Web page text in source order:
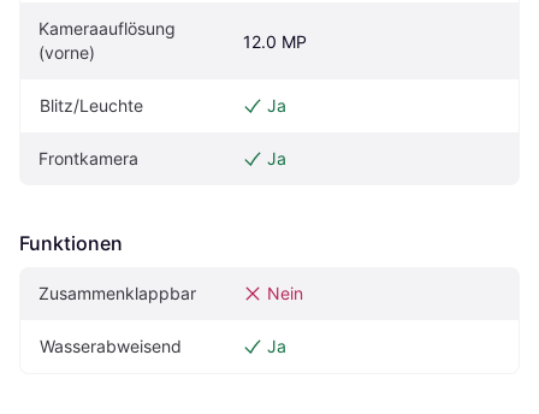
Kameraauflösung
(vorne)
12.0 MP
Blitz/Leuchte Ja
Frontkamera Ja
Funktionen
Zusammenklappbar Nein
Wasserabweisend Ja